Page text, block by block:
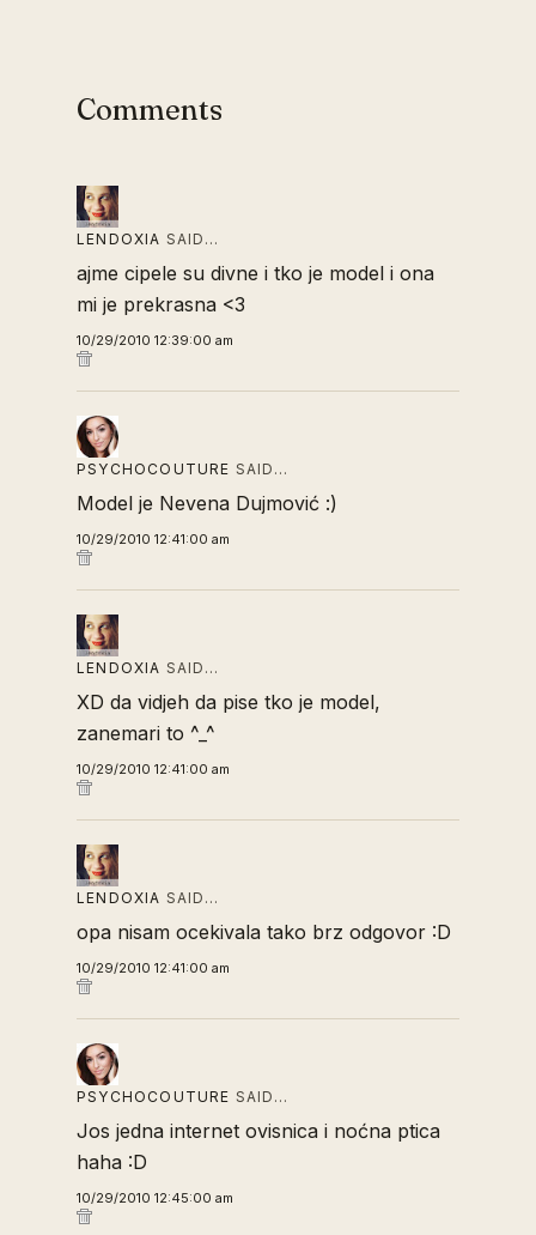
Comments
LENDOXIA SAID…
ajme cipele su divne i tko je model i ona
mi je prekrasna <3
10/29/2010 12:39:00 am
PSYCHOCOUTURE SAID…
Model je Nevena Dujmović :)
10/29/2010 12:41:00 am
LENDOXIA SAID…
XD da vidjeh da pise tko je model,
zanemari to ^_^
10/29/2010 12:41:00 am
LENDOXIA SAID…
opa nisam ocekivala tako brz odgovor :D
10/29/2010 12:41:00 am
PSYCHOCOUTURE SAID…
Jos jedna internet ovisnica i noćna ptica
haha :D
10/29/2010 12:45:00 am